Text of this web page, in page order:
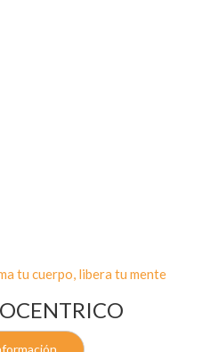
tu cuerpo, libera tu mente